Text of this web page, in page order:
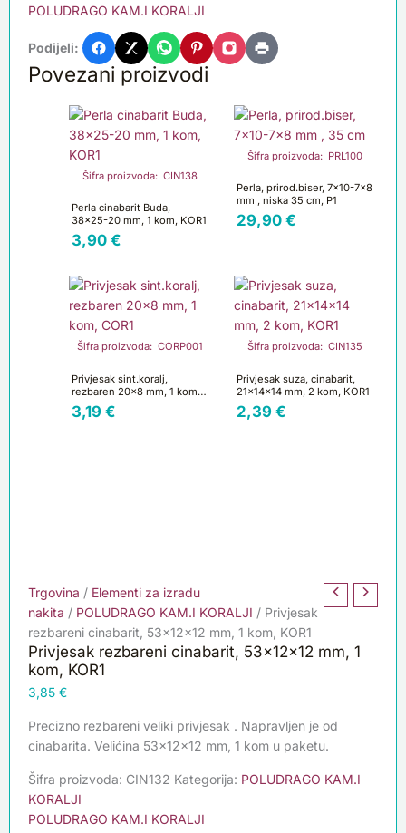
POLUDRAGO KAM.I KORALJI
Podijeli:
Povezani proizvodi
Šifra proizvoda: CIN138
Perla cinabarit Buda,
38×25-20 mm, 1 kom, KOR1
3,90 €
Šifra proizvoda: PRL100
Perla, prirod.biser, 7×10-7×8
mm , niska 35 cm, P1
29,90 €
Šifra proizvoda: CORP001
Privjesak sint.koralj,
rezbaren 20×8 mm, 1 kom,
COR1
3,19 €
Šifra proizvoda: CIN135
Privjesak suza, cinabarit,
21x14x14 mm, 2 kom, KOR1
2,39 €
Trgovina / Elementi za izradu
nakita / POLUDRAGO KAM.I KORALJI / Privjesak
rezbareni cinabarit, 53x12x12 mm, 1 kom, KOR1
Privjesak rezbareni cinabarit, 53x12x12 mm, 1
kom, KOR1
3,85 €
Precizno rezbareni veliki privjesak . Napravljen je od
cinabarita. Velićina 53x12x12 mm, 1 kom u paketu.
Šifra proizvoda: CIN132 Kategorija: POLUDRAGO KAM.I
KORALJI
POLUDRAGO KAM.I KORALJI